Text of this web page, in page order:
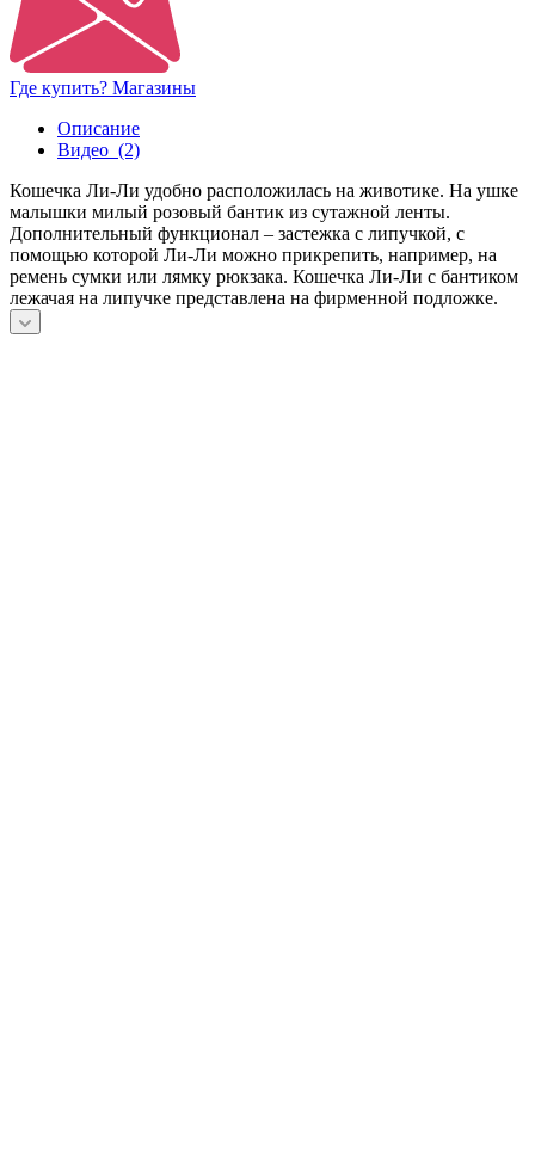
Где купить? Магазины
Описание
Видео (2)
Кошечка Ли-Ли удобно расположилась на животике. На ушке
малышки милый розовый бантик из сутажной ленты.
Дополнительный функционал – застежка с липучкой, с
помощью которой Ли-Ли можно прикрепить, например, на
ремень сумки или лямку рюкзака. Кошечка Ли-Ли с бантиком
лежачая на липучке представлена на фирменной подложке.